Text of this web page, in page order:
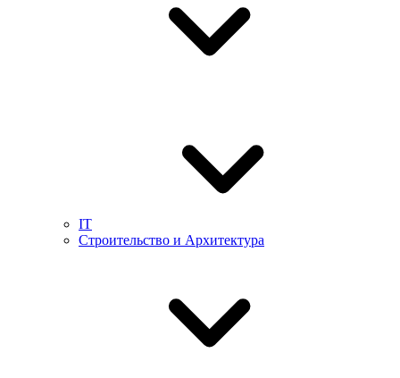
IT
Строительство и Архитектура